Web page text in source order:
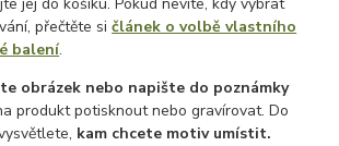
přečtěte sičlánek o volbě vlastního
balení.
obrázek nebo napište do poznámky
produkt potisknout nebo gravírovat. Do
kam chcete motiv umístit.